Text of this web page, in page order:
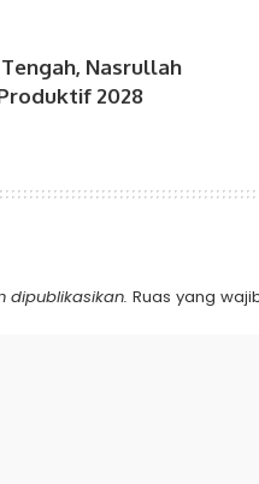
Nasrullah
2028
dipublikasikan. Ruas yang